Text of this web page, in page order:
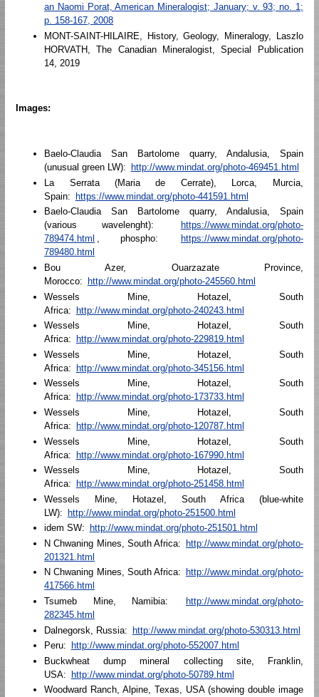
an Naomi Porat, American Mineralogist; January; v. 93; no. 1;
p. 158-167, 2008
MONT-SAINT-HILAIRE, History, Geology, Mineralogy, Laszlo
HORVATH, The Canadian Mineralogist, Special Publication
14, 2019
Images:
Baelo-Claudia San Bartolome quarry, Andalusia, Spain
(unusual green LW):
http://www.mindat.org/photo-469451.html
La Serrata (Maria de Cerrate), Lorca, Murcia,
Spain:
https://www.mindat.org/photo-441591.html
Baelo-Claudia San Bartolome quarry, Andalusia, Spain
(various wavelenght):
https://www.mindat.org/photo-
789474.html , phospho:
https://www.mindat.org/photo-
789480.html
Bou Azer, Ouarzazate Province,
Morocco:
http://www.mindat.org/photo-245560.html
Wessels Mine, Hotazel, South
Africa: http://www.mindat.org/photo-240243.html
Wessels Mine, Hotazel, South
Africa:
http://www.mindat.org/photo-229819.html
Wessels Mine, Hotazel, South
Africa:
http://www.mindat.org/photo-345156.html
Wessels Mine, Hotazel, South
Africa:
http://www.mindat.org/photo-173733.html
Wessels Mine, Hotazel, South
Africa:
http://www.mindat.org/photo-120787.html
Wessels Mine, Hotazel, South
Africa: http://www.mindat.org/photo-167990.html
Wessels Mine, Hotazel, South
Africa:
http://www.mindat.org/photo-251458.html
Wessels Mine, Hotazel, South Africa (blue-white
LW): http://www.mindat.org/photo-251500.html
idem SW:
http://www.mindat.org/photo-251501.html
N Chwaning Mines, South Africa:
http://www.mindat.org/photo-
201321.html
N Chwaning Mines, South Africa:
http://www.mindat.org/photo-
417566.html
Tsumeb Mine, Namibia:
http://www.mindat.org/photo-
282345.html
Dalnegorsk, Russia: http://www.mindat.org/photo-530313.html
Peru:
http://www.mindat.org/photo-552007.html
Buckwheat dump mineral collecting site, Franklin,
USA: http://www.mindat.org/photo-50789.html
Woodward Ranch, Alpine, Texas, USA (showing double image